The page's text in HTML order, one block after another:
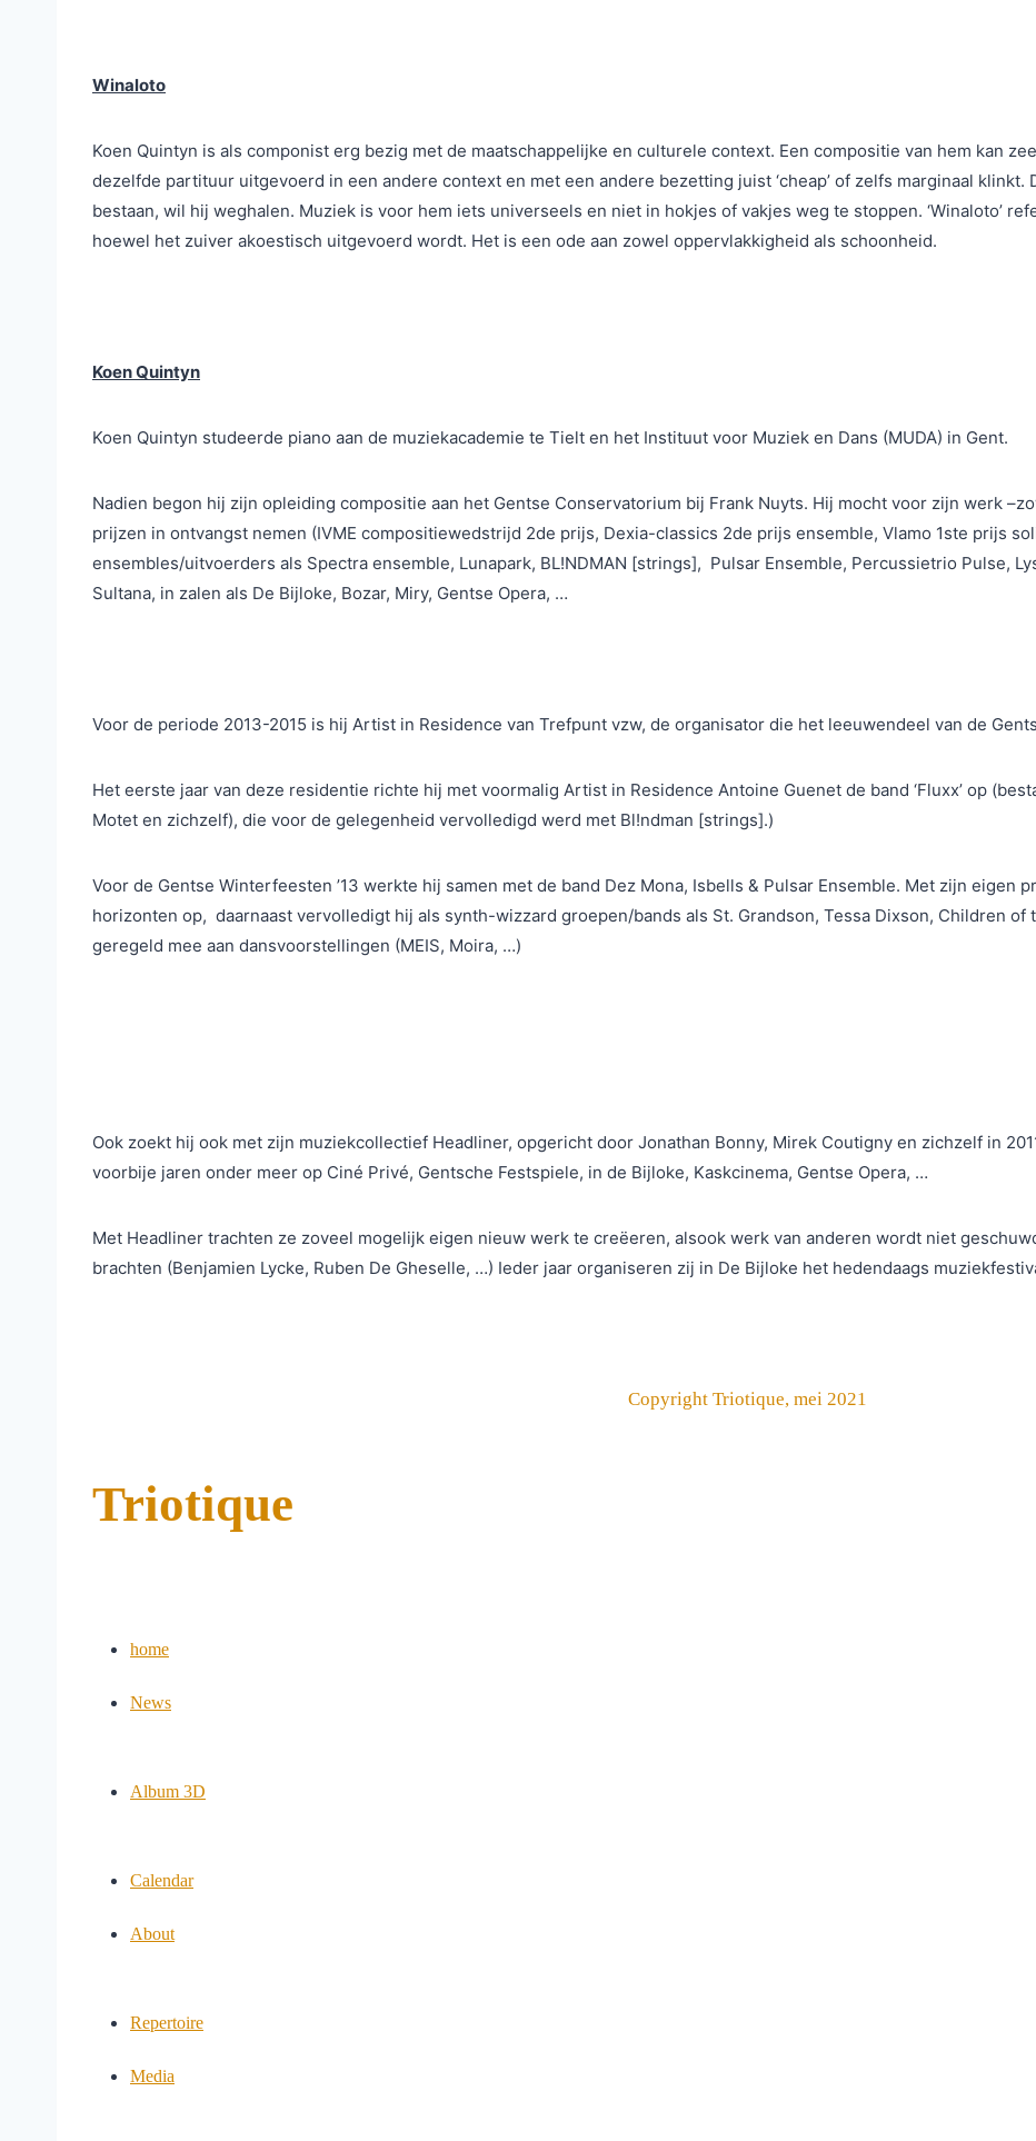
Winaloto
Koen Quintyn is als componist erg bezig met de maatschappelijke en culturele context. Een compositie van hem kan
dezelfde partituur uitgevoerd in een andere context en met een andere bezetting juist ‘cheap’ of zelfs marginaal klinkt.
bestaan, wil hij weghalen. Muziek is voor hem iets universeels en niet in hokjes of vakjes weg te stoppen. ‘Winaloto’
hoewel het zuiver akoestisch uitgevoerd wordt. Het is een ode aan zowel oppervlakkigheid als schoonheid.
Koen Quintyn
Koen Quintyn studeerde piano aan de muziekacademie te Tielt en het Instituut voor Muziek en Dans (MUDA) in Gent.
Nadien begon hij zijn opleiding compositie aan het Gentse Conservatorium bij Frank Nuyts. Hij mocht voor zijn werk
prijzen in ontvangst nemen (IVME compositiewedstrijd 2de prijs, Dexia-classics 2de prijs ensemble, Vlamo 1ste prijs
ensembles/uitvoerders als Spectra ensemble, Lunapark, BL!NDMAN [strings], Pulsar Ensemble, Percussietrio Pulse,
Sultana, in zalen als De Bijloke, Bozar, Miry, Gentse Opera, …
Voor de periode 2013-2015 is hij Artist in Residence van Trefpunt vzw, de organisator die het leeuwendeel van de
Het eerste jaar van deze residentie richte hij met voormalig Artist in Residence Antoine Guenet de band ‘Fluxx’ op
Motet en zichzelf), die voor de gelegenheid vervolledigd werd met Bl!ndman [strings].)
Voor de Gentse Winterfeesten ’13 werkte hij samen met de band Dez Mona, Isbells & Pulsar Ensemble. Met zijn eigen
horizonten op, daarnaast vervolledigt hij als synth-wizzard groepen/bands als St. Grandson, Tessa Dixson, Children of
geregeld mee aan dansvoorstellingen (MEIS, Moira, …)
Ook zoekt hij ook met zijn muziekcollectief Headliner, opgericht door Jonathan Bonny, Mirek Coutigny en zichzelf in
voorbije jaren onder meer op Ciné Privé, Gentsche Festspiele, in de Bijloke, Kaskcinema, Gentse Opera, …
Met Headliner trachten ze zoveel mogelijk eigen nieuw werk te creëeren, alsook werk van anderen wordt niet
brachten (Benjamien Lycke, Ruben De Gheselle, …) Ieder jaar organiseren zij in De Bijloke het hedendaags
Copyright Triotique, mei 2021
Triotique
home
News
Album 3D
Calendar
About
Repertoire
Media